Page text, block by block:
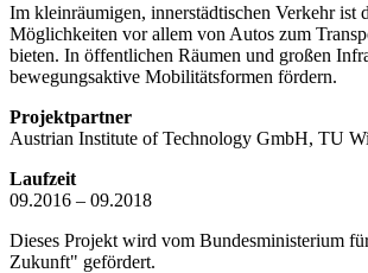
Im kleinräumigen, innerstädtischen Verkehr ist
Möglichkeiten vor allem von Autos zum
bieten. In öffentlichen Räumen und großen
bewegungsaktive Mobilitätsformen fördern.
Projektpartner
Austrian Institute of Technology GmbH, TU
Laufzeit
09.2016 – 09.2018
Dieses Projekt wird vom Bundesministerium
Zukunft" gefördert.